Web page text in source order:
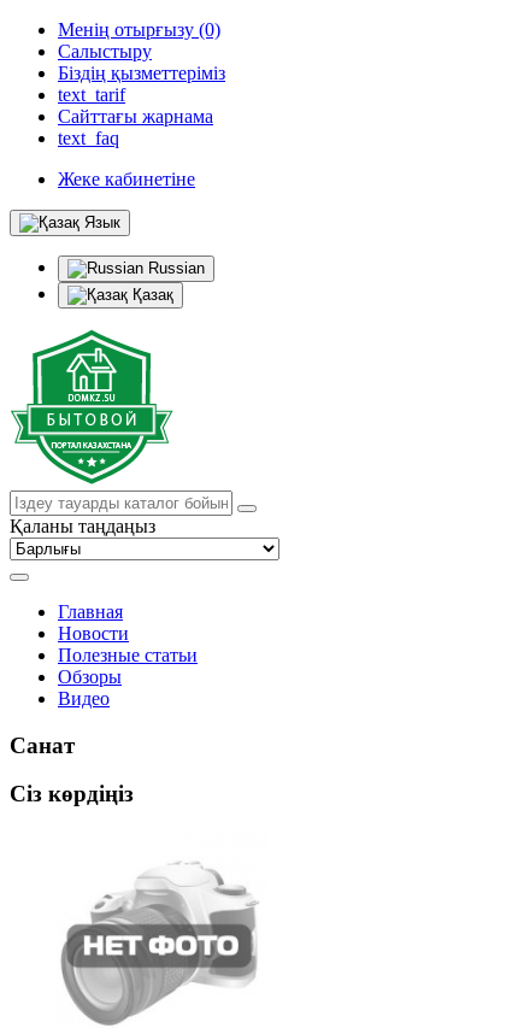
Менің отырғызу (0)
Салыстыру
Біздің қызметтеріміз
text_tarif
Сайттағы жарнама
text_faq
Жеке кабинетіне
Язык
Russian
Қазақ
Қаланы таңдаңыз
Главная
Новости
Полезные статьи
Обзоры
Видео
Санат
Сіз көрдіңіз